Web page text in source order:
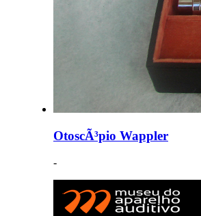
OtoscÃ³pio Wappler
-